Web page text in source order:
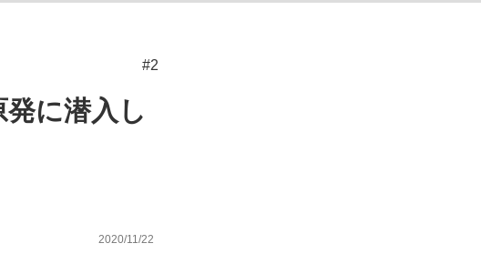
#2
に潜入し
2020/11/22